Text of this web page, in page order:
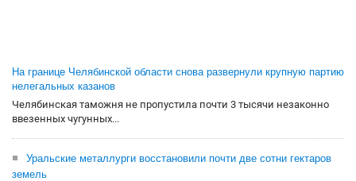
На границе Челябинской области снова развернули крупную партию
нелегальных казанов
Челябинская таможня не пропустила почти 3 тысячи незаконно
ввезенных чугунных...
Уральские металлурги восстановили почти две сотни гектаров
земель